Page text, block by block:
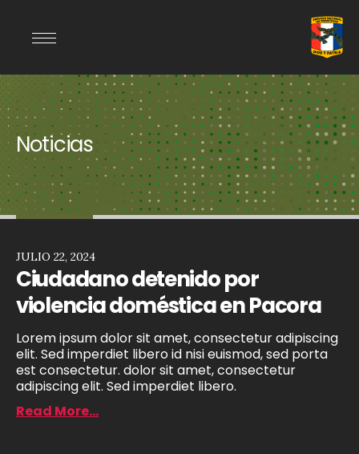
Noticias
Ciudadano detenido por
violencia doméstica en Pacora
Lorem ipsum dolor sit amet, consectetur adipiscing
elit. Sed imperdiet libero id nisi euismod, sed porta
est consectetur. dolor sit amet, consectetur
adipiscing elit. Sed imperdiet libero.
JULIO 22, 2024
Read More...